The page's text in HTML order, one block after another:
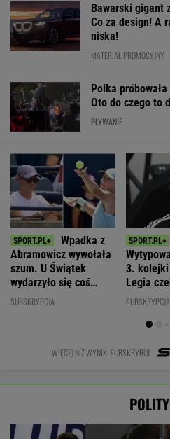
Bawarski gigant
Co za design! A
niska!
MATERIAŁ PROMOCYJNY
Polka próbowała
Oto do czego to
PŁYWANIE
Wpadka z
Abramowicz wywołała
szum. U Świątek
wydarzyło się coś
ważniejszego
SUBSKRYPCJA
3. kolejki
Legia
lat
SUBSKRYPCJA
WIĘCEJ NIŻ WYNIK. SUBSKRYBUJ